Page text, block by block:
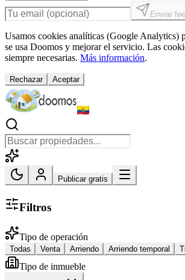
Enviar
Usamos cookies analíticas (Google Analytics)
se usa Doomos y mejorar el servicio. Las
siempre necesarias. Más información.
Rechazar Aceptar
Publicar gratis
Filtros
Tipo de operación
Todas Venta Arriendo Arriendo temporal
Tipo de inmueble